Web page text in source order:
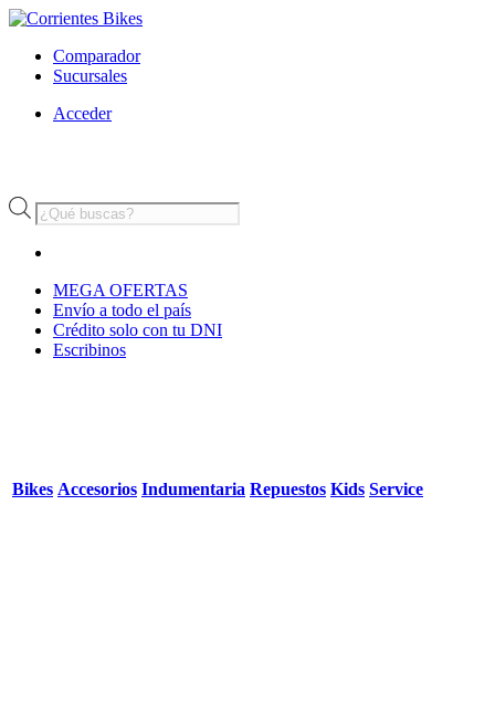
Comparador
Sucursales
Acceder
Búsqueda
de
MEGA OFERTAS
Envío a todo el país
Crédito solo con tu DNI
Escribinos
Bikes Accesorios Indumentaria Repuestos Kids Service